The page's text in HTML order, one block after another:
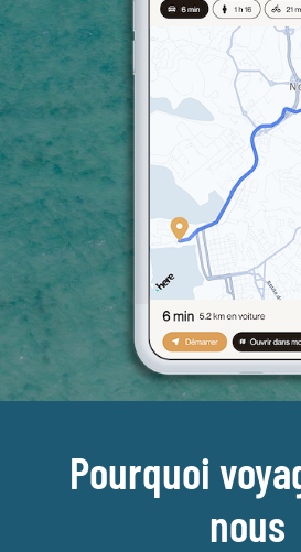
Pourquoi
nous